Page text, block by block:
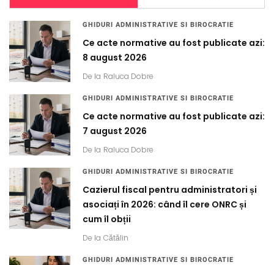
GHIDURI ADMINISTRATIVE SI BIROCRATIE
Ce acte normative au fost publicate azi:
8 august 2026
De la Raluca Dobre
GHIDURI ADMINISTRATIVE SI BIROCRATIE
Ce acte normative au fost publicate azi:
7 august 2026
De la Raluca Dobre
GHIDURI ADMINISTRATIVE SI BIROCRATIE
Cazierul fiscal pentru administratori și
asociați în 2026: când îl cere ONRC și
cum îl obții
De la Cătălin
GHIDURI ADMINISTRATIVE SI BIROCRATIE